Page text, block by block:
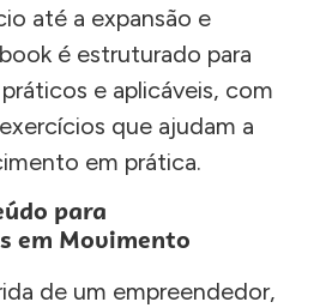
até a expansão e
é estruturado para
e aplicáveis, com
que ajudam a
em prática.
para
em Movimento
de um empreendedor,